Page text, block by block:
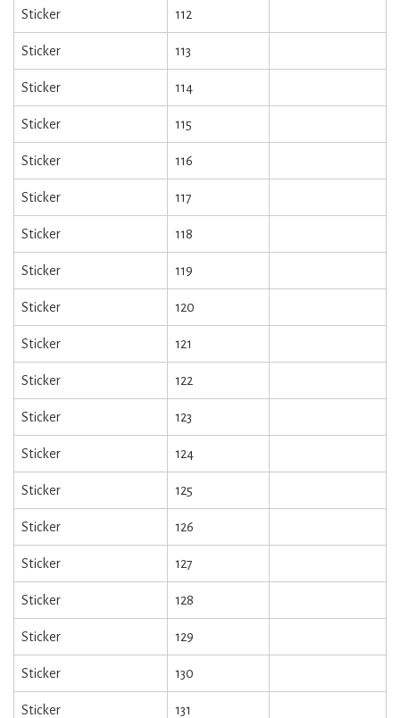
Sticker 112
Sticker 113
Sticker 114
Sticker 115
Sticker 116
Sticker 117
Sticker 118
Sticker 119
Sticker 120
Sticker 121
Sticker 122
Sticker 123
Sticker 124
Sticker 125
Sticker 126
Sticker 127
Sticker 128
Sticker 129
Sticker 130
Sticker 131